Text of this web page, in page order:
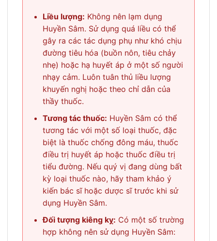
Liều lượng: Không nên lạm dụng
Huyền Sâm. Sử dụng quá liều có thể
gây ra các tác dụng phụ như khó chịu
đường tiêu hóa (buồn nôn, tiêu chảy
nhẹ) hoặc hạ huyết áp ở một số người
nhạy cảm. Luôn tuân thủ liều lượng
khuyến nghị hoặc theo chỉ dẫn của
thầy thuốc.
Tương tác thuốc: Huyền Sâm có thể
tương tác với một số loại thuốc, đặc
biệt là thuốc chống đông máu, thuốc
điều trị huyết áp hoặc thuốc điều trị
tiểu đường. Nếu quý vị đang dùng bất
kỳ loại thuốc nào, hãy tham khảo ý
kiến bác sĩ hoặc dược sĩ trước khi sử
dụng Huyền Sâm.
Đối tượng kiêng kỵ: Có một số trường
hợp không nên sử dụng Huyền Sâm: